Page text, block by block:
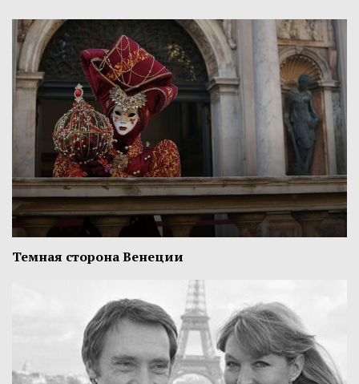
Темная сторона Венеции